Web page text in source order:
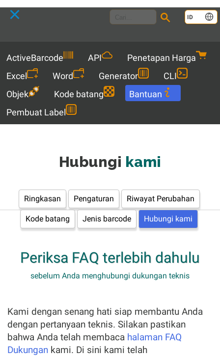
ID
ActiveBarcode API
Penetapan Harga
Excel
Word Generator
CLI
Objek
Kode batang
Bantuan
Pembuat Label
Hubungi kami
Ringkasan Pengaturan Riwayat Perubahan
Kode batang Jenis barcode Hubungi kami
Periksa FAQ terlebih dahulu
sebelum Anda menghubungi dukungan teknis
Kami dengan senang hati siap membantu Anda
dengan pertanyaan teknis. Silakan pastikan
bahwa Anda telah membaca halaman FAQ
Dukungan kami. Di sini kami telah